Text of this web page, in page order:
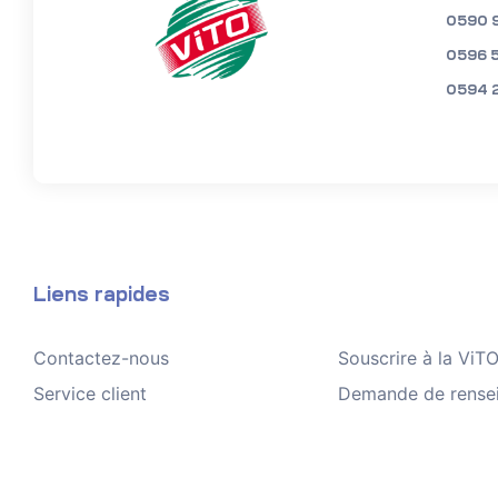
0590
0596
0594
Liens rapides
Contactez-nous
Service client
Souscrire à la
Demande de